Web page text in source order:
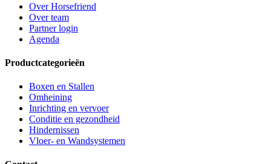
Over Horsefriend
Over team
Partner login
Agenda
Productcategorieën
Boxen en Stallen
Omheining
Inrichting en vervoer
Conditie en gezondheid
Hindernissen
Vloer- en Wandsystemen